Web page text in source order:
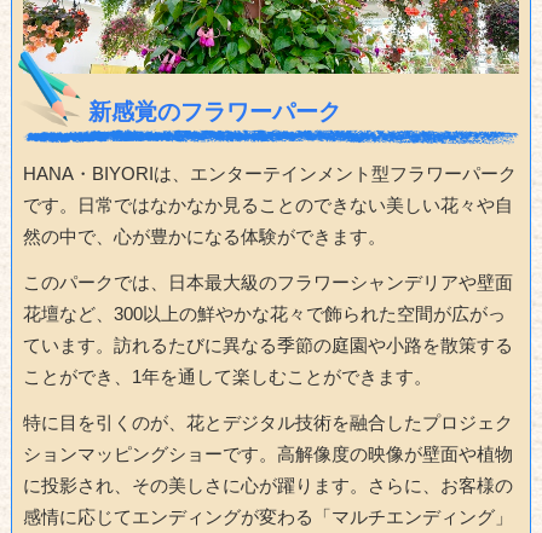
新感覚のフラワーパーク
HANA・BIYORIは、エンターテインメント型フラワーパーク
です。日常ではなかなか見ることのできない美しい花々や自
然の中で、心が豊かになる体験ができます。
このパークでは、日本最大級のフラワーシャンデリアや壁面
花壇など、300以上の鮮やかな花々で飾られた空間が広がっ
ています。訪れるたびに異なる季節の庭園や小路を散策する
ことができ、1年を通して楽しむことができます。
特に目を引くのが、花とデジタル技術を融合したプロジェク
ションマッピングショーです。高解像度の映像が壁面や植物
に投影され、その美しさに心が躍ります。さらに、お客様の
感情に応じてエンディングが変わる「マルチエンディング」